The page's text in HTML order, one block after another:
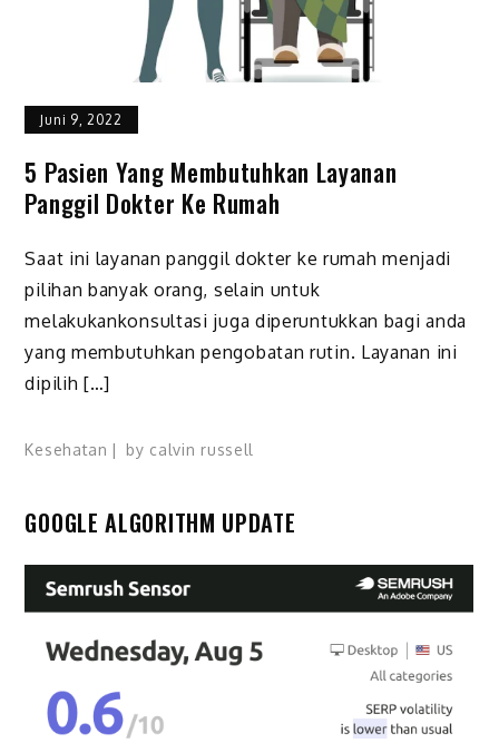
Juni 9, 2022
5 Pasien Yang Membutuhkan Layanan
Panggil Dokter Ke Rumah
Saat ini layanan panggil dokter ke rumah menjadi
pilihan banyak orang, selain untuk
melakukankonsultasi juga diperuntukkan bagi anda
yang membutuhkan pengobatan rutin. Layanan ini
dipilih […]
Kesehatan by calvin russell
GOOGLE ALGORITHM UPDATE